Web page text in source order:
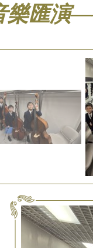
樂匯演